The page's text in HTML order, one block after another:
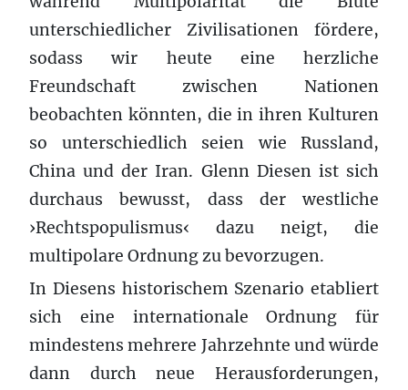
unterschiedlicher Zivilisationen fördere,
sodass wir heute eine herzliche
Freundschaft zwischen Nationen
beobachten könnten, die in ihren Kulturen
so unterschiedlich seien wie Russland,
China und der Iran. Glenn Diesen ist sich
durchaus bewusst, dass der westliche
›Rechtspopulismus‹ dazu neigt, die
multipolare Ordnung zu bevorzugen.
In Diesens historischem Szenario etabliert
sich eine internationale Ordnung für
mindestens mehrere Jahrzehnte und würde
dann durch neue Herausforderungen,